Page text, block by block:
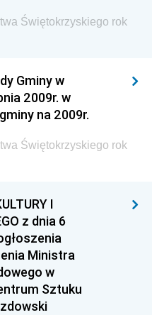
Świętokrzyskiego rok
Gminy w
2009r. w
na 2009r.
Świętokrzyskiego rok
I
z dnia 6
Ministra
w
Sztuku